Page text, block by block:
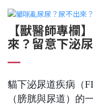
【獸醫師專欄
來？留意下泌
貓下泌尿道疾病（
（膀胱與尿道）的